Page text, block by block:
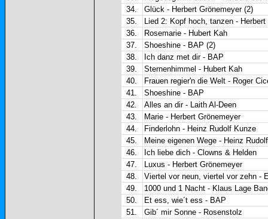
34.
Glück - Herbert Grönemeyer (2)
35.
Lied 2: Kopf hoch, tanzen - Herbert
36.
Rosemarie - Hubert Kah
37.
Shoeshine - BAP (2)
38.
Ich danz met dir - BAP
39.
Sternenhimmel - Hubert Kah
40.
Frauen regier'n die Welt - Roger
41.
Shoeshine - BAP
42.
Alles an dir - Laith Al-Deen
43.
Marie - Herbert Grönemeyer
44.
Finderlohn - Heinz Rudolf Kunze
45.
Meine eigenen Wege - Heinz
46.
Ich liebe dich - Clowns & Helden
47.
Luxus - Herbert Grönemeyer
48.
Viertel vor neun, viertel vor zehn -
49.
1000 und 1 Nacht - Klaus Lage
50.
Et ess, wie´t ess - BAP
51.
Gib´ mir Sonne - Rosenstolz